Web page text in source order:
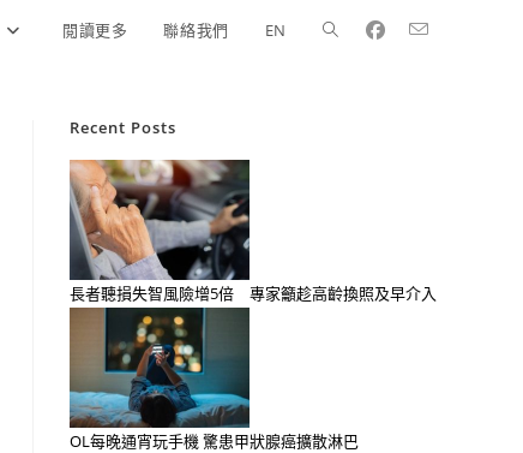
閲讀更多 聯絡我們 EN
Recent Posts
長者聽損失智風險增5倍 專家籲趁高齡換照及早介入
OL每晚通宵玩手機 驚患甲狀腺癌擴散淋巴